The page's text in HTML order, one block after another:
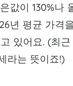
값이 130%나
년 평균 가격
있어요. (최
라는 뜻이죠!)